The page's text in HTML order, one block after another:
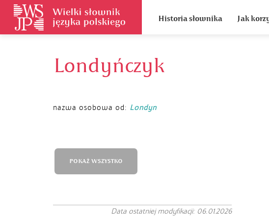
Historia słownika Jak
Londyńczyk
nazwa osobowa od: Londyn
POKAŻ WSZYSTKO
Data ostatniej modyfikacji: 06.01.2026